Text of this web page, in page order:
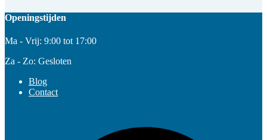
Openingstijden
Ma - Vrij: 9:00 tot 17:00
Za - Zo: Gesloten
Blog
Contact